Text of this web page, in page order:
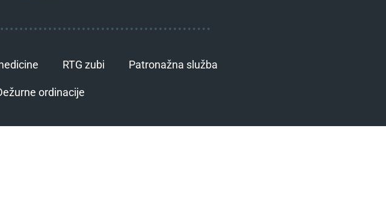
RTG zubi Patronažna služba
ordinacije